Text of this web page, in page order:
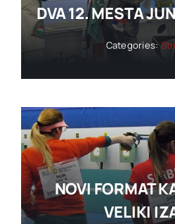
DVA 12. MESTA
Categories:
NOVI FORMAT
VELIKI